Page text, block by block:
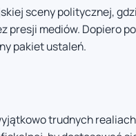
sceny politycznej,
presji mediów. Dopiero
pakiet ustaleń.
trudnych